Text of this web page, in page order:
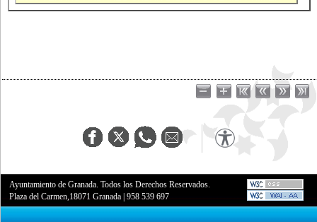
Ayuntamiento de Granada. Todos los Derechos Reservados.
Plaza del Carmen,18071 Granada |958 539 697